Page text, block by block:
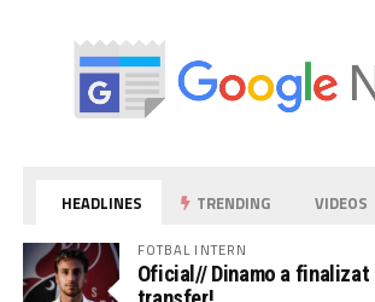
HEADLINES TRENDING VIDEOS
FOTBAL INTERN
Oficial// Dinamo a finalizat